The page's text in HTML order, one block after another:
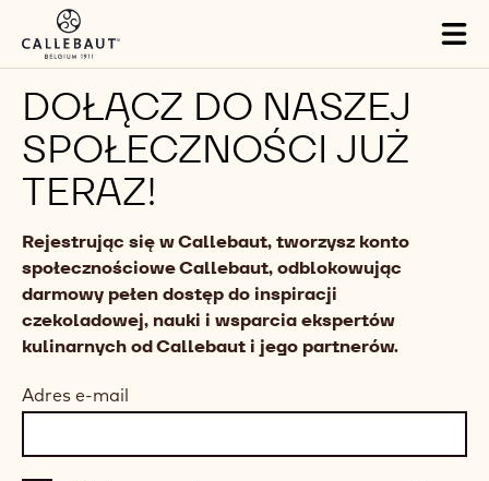
Skip to main content
DOŁĄCZ DO NASZEJ
SPOŁECZNOŚCI JUŻ
TERAZ!
Rejestrując się w Callebaut, tworzysz konto
społecznościowe Callebaut, odblokowując
darmowy pełen dostęp do inspiracji
czekoladowej, nauki i wsparcia ekspertów
kulinarnych od Callebaut i jego partnerów.
Adres e-mail